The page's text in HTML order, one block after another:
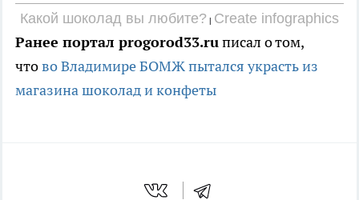
Какой шоколад вы любите? | Create infographics
Ранее портал progorod33.ruписал о том,
чтово Владимире БОМЖ пытался украсть из
магазина шоколад и конфеты